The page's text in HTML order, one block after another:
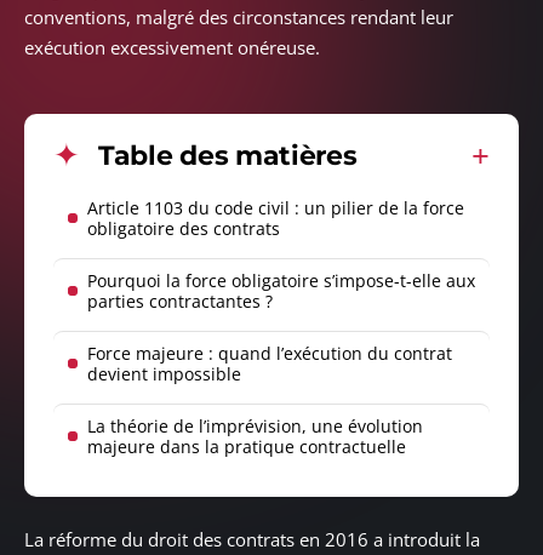
conventions, malgré des circonstances rendant leur
exécution excessivement onéreuse.
Table des matières
Article 1103 du code civil : un pilier de la force
obligatoire des contrats
Pourquoi la force obligatoire s’impose-t-elle aux
parties contractantes ?
Force majeure : quand l’exécution du contrat
devient impossible
La théorie de l’imprévision, une évolution
majeure dans la pratique contractuelle
La réforme du droit des contrats en 2016 a introduit la